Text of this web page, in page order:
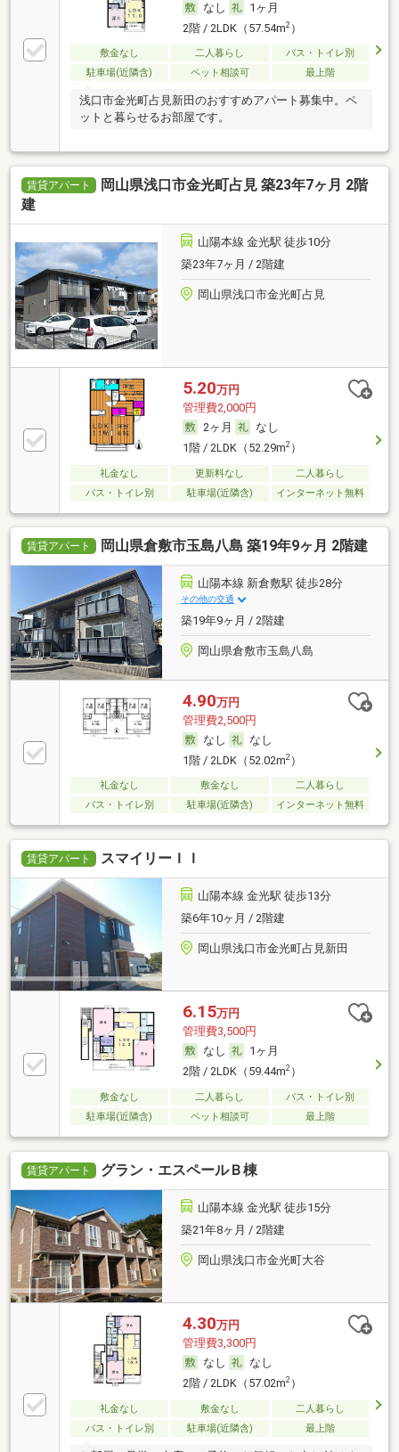
なし
1ヶ月
2階 / 2LDK（57.54m2）
敷金なし 二人暮らし
バス・トイレ別
駐車場(近隣含)
ペット相談可 最上階
浅口市金光町占見新田のおすすめアパート募集中。ペ
ットと暮らせるお部屋です。
賃貸アパート
岡山県浅口市金光町占見 築23年7ヶ月 2階
建
山陽本線 金光駅 徒歩10分
築23年7ヶ月 / 2階建
岡山県浅口市金光町占見
5.20万円
管理費2,000円
2ヶ月
なし
1階 / 2LDK（52.29m2）
礼金なし 更新料なし
二人暮らし
バス・トイレ別
駐車場(近隣含) インターネット無料
賃貸アパート 岡山県倉敷市玉島八島 築19年9ヶ月 2階建
山陽本線 新倉敷駅 徒歩28分
その他の交通
築19年9ヶ月 / 2階建
岡山県倉敷市玉島八島
4.90万円
管理費2,500円
なし
なし
1階 / 2LDK（52.02m2）
礼金なし 敷金なし
二人暮らし
バス・トイレ別
駐車場(近隣含) インターネット無料
賃貸アパート スマイリーＩＩ
山陽本線 金光駅 徒歩13分
築6年10ヶ月 / 2階建
岡山県浅口市金光町占見新田
6.15万円
管理費3,500円
なし
1ヶ月
2階 / 2LDK（59.44m2）
敷金なし 二人暮らし
バス・トイレ別
駐車場(近隣含)
ペット相談可 最上階
賃貸アパート グラン・エスペールＢ棟
山陽本線 金光駅 徒歩15分
築21年8ヶ月 / 2階建
岡山県浅口市金光町大谷
4.30万円
管理費3,300円
なし
なし
2階 / 2LDK（57.02m2）
礼金なし 敷金なし
二人暮らし
バス・トイレ別
駐車場(近隣含) 最上階